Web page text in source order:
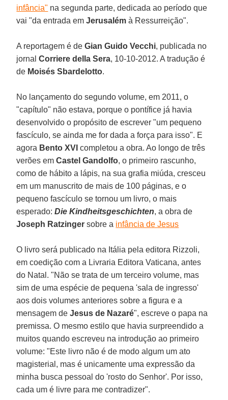
infância" na segunda parte, dedicada ao período que
vai "da entrada emJerusalém à Ressurreição".
A reportagem é deGian Guido Vecchi, publicada no
jornalCorriere della Sera, 10-10-2012. A tradução é
de Moisés Sbardelotto.
No lançamento do segundo volume, em 2011, o
"capítulo" não estava, porque o pontífice já havia
desenvolvido o propósito de escrever "um pequeno
fascículo, se ainda me for dada a força para isso". E
agora Bento XVIcompletou a obra. Ao longo de três
verões emCastel Gandolfo, o primeiro rascunho,
como de hábito a lápis, na sua grafia miúda, cresceu
em um manuscrito de mais de 100 páginas, e o
pequeno fascículo se tornou um livro, o mais
esperado:Die Kindheitsgeschichten, a obra de
Joseph Ratzingersobre a infância de Jesus
O livro será publicado na Itália pela editora Rizzoli,
em coedição com a Livraria Editora Vaticana, antes
do Natal. "Não se trata de um terceiro volume, mas
sim de uma espécie de pequena 'sala de ingresso'
aos dois volumes anteriores sobre a figura e a
mensagem deJesus de Nazaré", escreve o papa na
premissa. O mesmo estilo que havia surpreendido a
muitos quando escreveu na introdução ao primeiro
volume: "Este livro não é de modo algum um ato
magisterial, mas é unicamente uma expressão da
minha busca pessoal do 'rosto do Senhor'. Por isso,
cada um é livre para me contradizer".